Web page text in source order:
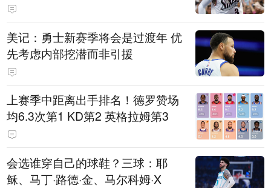
美记：勇士新赛季将会是过渡年 优
先考虑内部挖潜而非引援
上赛季中距离出手排名！德罗赞场
均6.3次第1 KD第2 英格拉姆第3
会选谁穿自己的球鞋？三球：耶
稣、马丁·路德·金、马尔科姆·X